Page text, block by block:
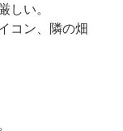
しい。
コン、隣の畑